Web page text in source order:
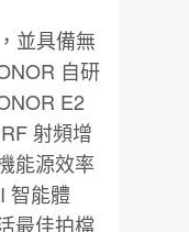
並具備無
自研
E2
射頻增
能源效率
智能體
最佳拍檔